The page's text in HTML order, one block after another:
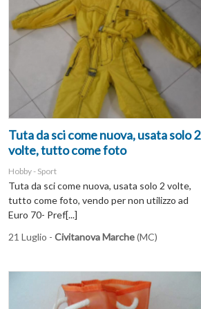
Tuta da sci come nuova, usata solo 2
volte, tutto come foto
Hobby - Sport
Tuta da sci come nuova, usata solo 2 volte,
tutto come foto, vendo per non utilizzo ad
Euro 70- Pref[...]
21 Luglio - Civitanova Marche(MC)